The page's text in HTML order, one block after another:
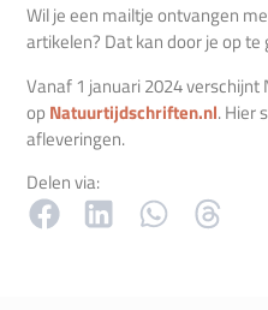
Wil je een mailtje ontvangen
artikelen? Dat kan door je op
Vanaf 1 januari 2024 verschijnt
op Natuurtijdschriften.nl. Hier
afleveringen.
Delen via: